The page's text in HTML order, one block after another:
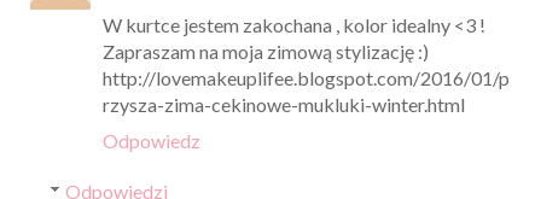
W kurtce jestem zakochana , kolor idealny <3 !
Zapraszam na moja zimową stylizację :)
http://lovemakeuplifee.blogspot.com/2016/01/p
rzysza-zima-cekinowe-mukluki-winter.html
Odpowiedz
Odpowiedzi